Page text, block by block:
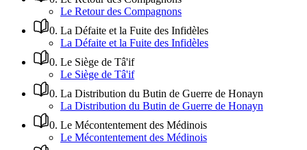
Le Retour des Compagnons
0. La Défaite et la Fuite des Infidèles
La Défaite et la Fuite des Infidèles
0. Le Siège de Tâ'if
Le Siège de Tâ'if
0. La Distribution du Butin de Guerre de Honayn
La Distribution du Butin de Guerre de Honayn
0. Le Mécontentement des Médinois
Le Mécontentement des Médinois